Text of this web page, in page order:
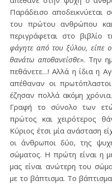
Παράδεισο αποδεικνύεται
του πρώτου ανθρώπου
περιγράφεται στο βιβλίο
φάγητε από του ξύλου, είπε
θανάτω αποθανείσθε». Την
πεθάνετε…! Αλλά η ίδια η
απέθαναν οι
έζησαν πολλά ακόμη
Γραφή το σύνολο των
πρώτος και χειρότερος
Κύριος έτσι μία ανάσταση
οι άνθρωποι δύο, της
σώματος. Η πρώτη είναι η
μας είναι ανώτερη του
με το βάπτισμα. Το